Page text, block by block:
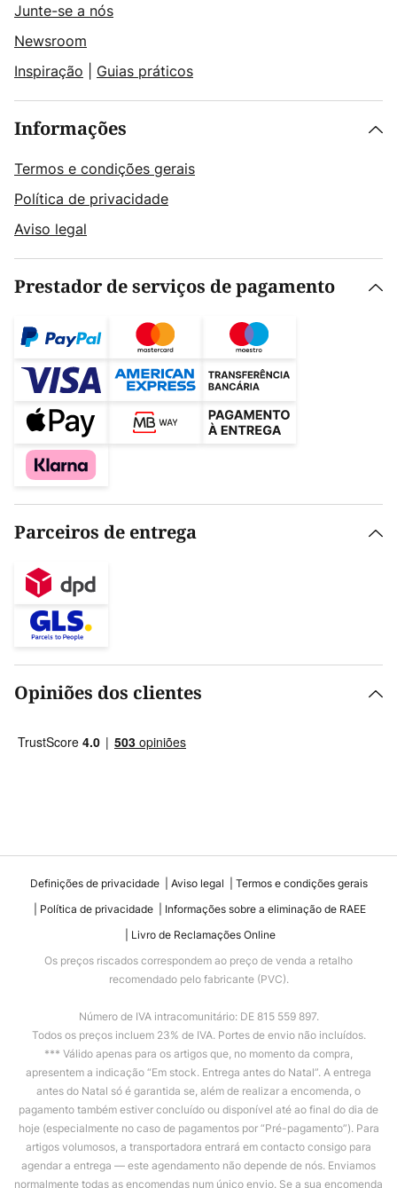
Junte-se a nós
Newsroom
Inspiração
Guias práticos
Informações
Termos e condições gerais
Política de privacidade
Aviso legal
Prestador de serviços de pagamento
Parceiros de entrega
Opiniões dos clientes
Definições de privacidade Aviso legal
Termos e condições gerais
Política de privacidade
Informações sobre a eliminação de RAEE
Livro de Reclamações Online
Os preços riscados correspondem ao preço de venda a retalho
recomendado pelo fabricante (PVC).
Número de IVA intracomunitário: DE 815 559 897.
Todos os preços incluem 23% de IVA. Portes de envio não incluídos.
*** Válido apenas para os artigos que, no momento da compra,
apresentem a indicação “Em stock. Entrega antes do Natal”. A entrega
antes do Natal só é garantida se, além de realizar a encomenda, o
pagamento também estiver concluído ou disponível até ao final do dia de
hoje (especialmente no caso de pagamentos por “Pré-pagamento”). Para
artigos volumosos, a transportadora entrará em contacto consigo para
agendar a entrega — este agendamento não depende de nós. Enviamos
normalmente todas as encomendas num único envio. Se a sua encomenda